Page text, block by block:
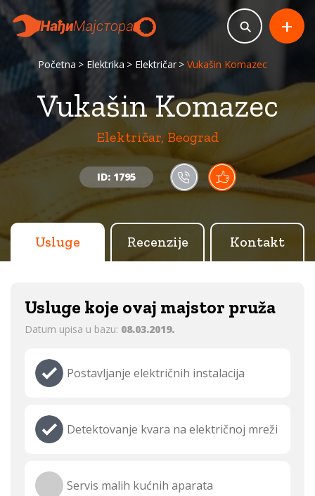
Početna Elektrika Električar Vukašin Komazec
Vukašin Komazec
Električar, Beograd
ID: 1795
+
Usluge Recenzije Kontakt
Usluge koje ovaj majstor pruža
Datum upisa u bazu: 08.03.2019.
Postavljanje električnih instalacija
Detektovanje kvara na električnoj mreži
Servis malih kućnih aparata